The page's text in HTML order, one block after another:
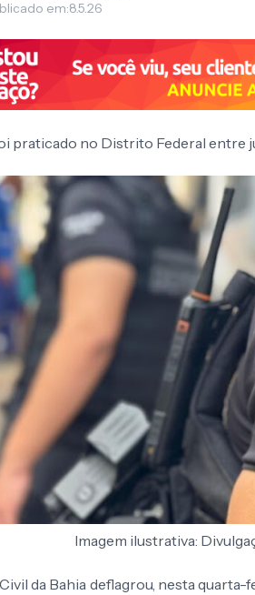
em:8.5.26
praticado no Distrito Federal entre
Imagem ilustrativa:
da Bahia deflagrou, nesta quarta-